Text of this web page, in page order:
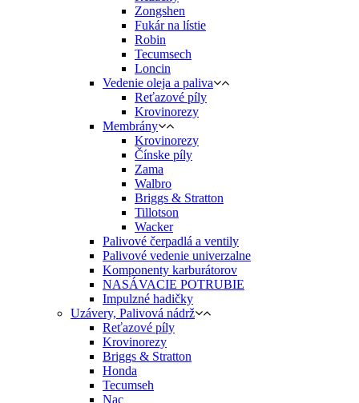
Zongshen
Fukár na lístie
Robin
Tecumsech
Loncin
Vedenie oleja a paliva
Reťazové píly
Krovinorezy
Membrány
Krovinorezy
Čínske píly
Zama
Walbro
Briggs & Stratton
Tillotson
Wacker
Palivové čerpadlá a ventily
Palivové vedenie univerzalne
Komponenty karburátorov
NASÁVACIE POTRUBIE
Impulzné hadičky
Uzávery, Palivová nádrž
Reťazové píly
Krovinorezy
Briggs & Stratton
Honda
Tecumseh
Nac